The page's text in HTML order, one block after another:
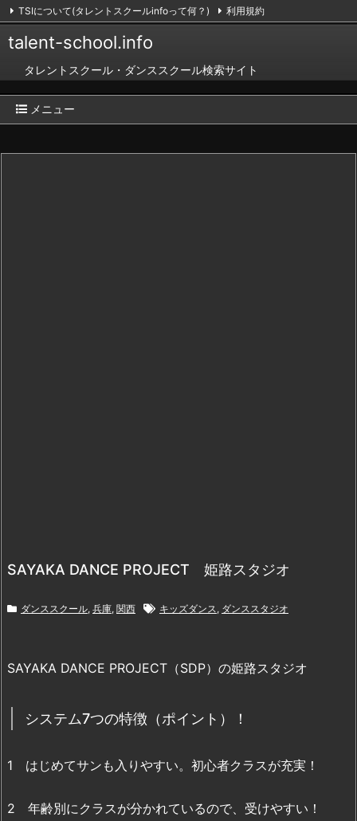
talent-school.info
タレントスクール・ダンススクール検索サイト
メニュー
TSIについて(タレントスクールinfoって何？)
利用規約
掲載のお申し込み（無料）
SAYAKA DANCE PROJECT 姫路スタジオ
ダンススクール, 兵庫, 関西 キッズダンス, ダンススタジオ
SAYAKA DANCE PROJECT（SDP）の姫路スタジオ
システム7つの特徴（ポイント）！
1 はじめてサンも入りやすい。初心者クラスが充実！
2 年齢別にクラスが分かれているので、受けやすい！